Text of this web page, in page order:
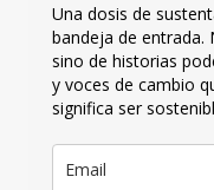
Una dosis de
bandeja de entrada.
sino de historias
y voces de cambio
significa ser